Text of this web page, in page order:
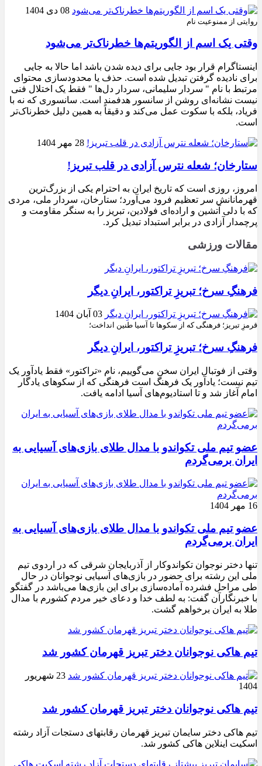
08 دی 1404
روایتی از ممنوعیت نام
وقتی یک اسم از الگوریتم‌ها خطرناک‌تر می‌شود
اینستاگرام قرار بود جایی برای دیده شدن باشد اما حالا به جایی
برای نادیده گرفتن تبدیل شده است. حذف یا محدودسازی محتوای
مرتبط با نام " سردار سلیمانی، سردار دل‌ها " فقط یک اختلال فنی
نیست نشانه‌ای روشن از سانسور هدفمند است. سانسوری که نه با
فریاد، بلکه با سکوت عمل می‌کند و دقیقاً به همین دلیل خطرناک‌تر
است.
28 مهر 1404
ستارخان؛ شعله نترس آزادی در قلب تبریز!
امروز، روزی است که تاریخ ایران به احترام یکی از بزرگ‌ترین
قهرمانانش سر تعظیم فرود می‌آورد؛ ستارخان، سردار ملی، مردی
که با دلی آتشین و اراده‌ای فولادین، تبریز را به سنگر مقاومت و
پرچمدار آزادی در برابر استبداد تبدیل کرد.
مقالات ورزشی
فرهنگِ سرخ؛ تبریزِ تراکتور، ایرانِ دیگر
03 آبان 1404
قرمزِ تبریز؛ فرهنگی که از سکوها تا آسیا طنین انداخت؛
فرهنگِ سرخ؛ تبریزِ تراکتور، ایرانِ دیگر
وقتی از فوتبال ایران سخن می‌گوییم، نام «تراکتور» فقط یادآور یک
تیم نیست؛ یادآور یک فرهنگ است فرهنگی که از سکوهای یادگار
امام آغاز شد و تا استادیوم‌های آسیا ادامه یافت.
عضو تیم ملی تکواندو با مدال طلای بازی‌های آسیایی به
ایران برمی‌گردم
16 مهر 1404
عضو تیم ملی تکواندو با مدال طلای بازی‌های آسیایی به
ایران برمی‌گردم
تنها دختر نوجوان تکواندوکار از آذربایجان شرقی که در اردوی تیم
ملی این رشته برای حضور در بازی‌های آسیایی نوجوانان در حال
طی مراحل فشرده آماده‌سازی برای این بازی‌ها می‌باشد در گفتگو
با خبرنگارآن گفت: به لطف خدا و دعای خیر مردم کشورم با مدال
طلا به ایران برخواهم گشت.
تیم هاکی نوجوانان دختر تبریز قهرمان کشور شد
23 شهریور
1404
تیم هاکی نوجوانان دختر تبریز قهرمان کشور شد
تیم هاکی دختر سایمان تبریز قهرمان رقابتهای دستجات آزاد رشته
اسکیت اینلاین هاکی کشور شد.